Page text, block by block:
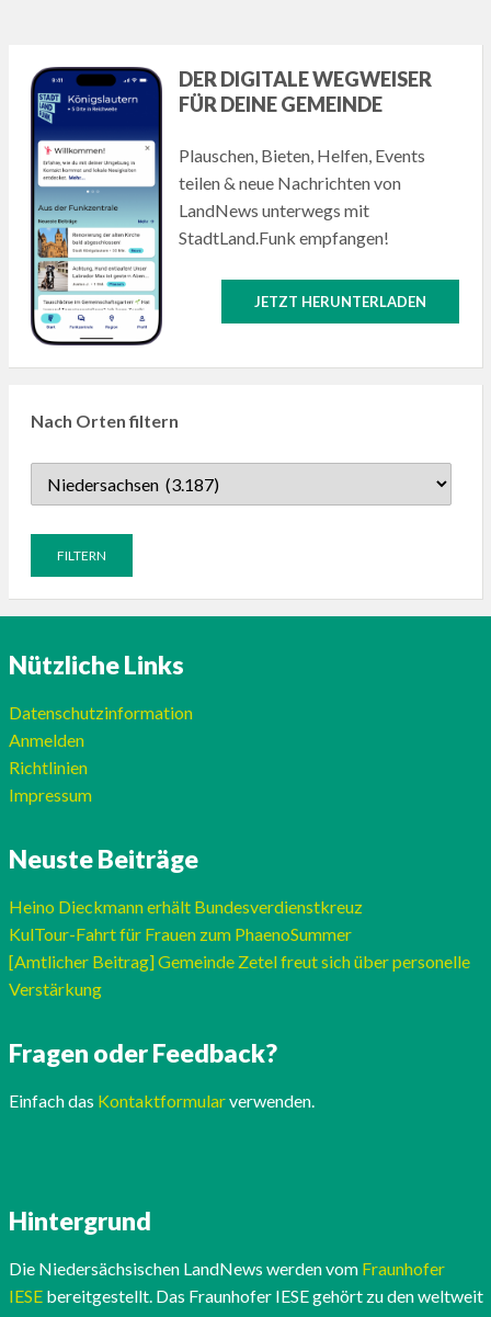
DER DIGITALE WEGWEISER
FÜR DEINE GEMEINDE
Plauschen, Bieten, Helfen, Events
teilen & neue Nachrichten von
LandNews unterwegs mit
StadtLand.Funk empfangen!
JETZT HERUNTERLADEN
Nach Orten filtern
Nützliche Links
Datenschutzinformation
Anmelden
Richtlinien
Impressum
Neuste Beiträge
Heino Dieckmann erhält Bundesverdienstkreuz
KulTour-Fahrt für Frauen zum PhaenoSummer
[Amtlicher Beitrag] Gemeinde Zetel freut sich über personelle
Verstärkung
Fragen oder Feedback?
Einfach das Kontaktformularverwenden.
Hintergrund
Die Niedersächsischen LandNews werden vom Fraunhofer
IESEbereitgestellt. Das Fraunhofer IESE gehört zu den weltweit